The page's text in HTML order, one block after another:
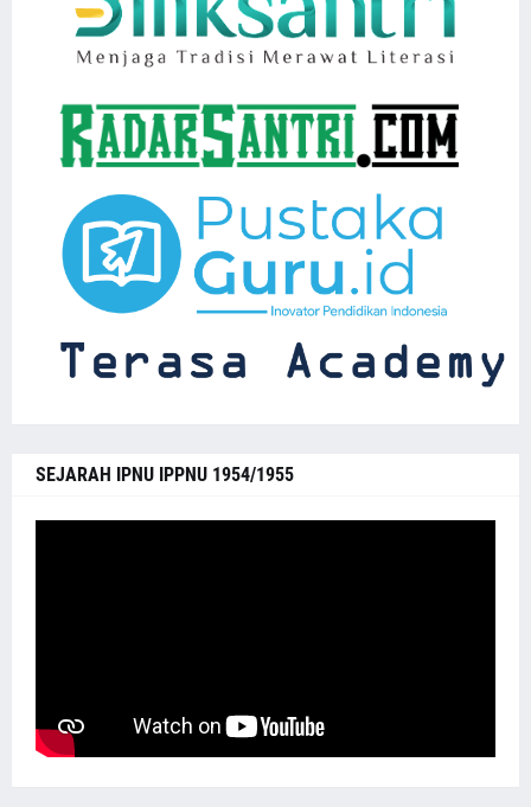
SEJARAH IPNU IPPNU 1954/1955